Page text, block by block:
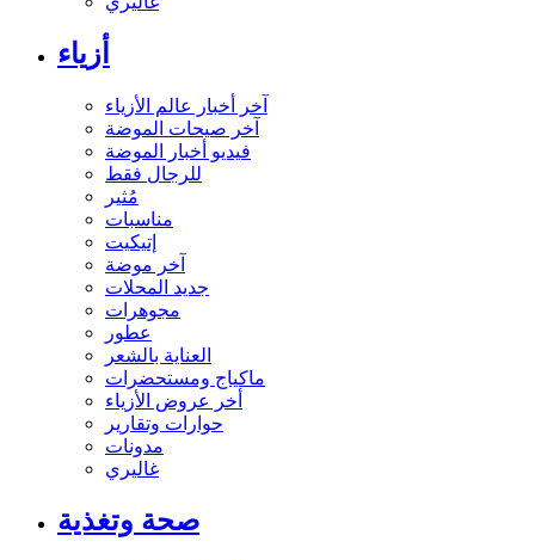
أزياء
آخر أخبار عالم الأزياء
آخر صيحات الموضة
فيديو أخبار الموضة
للرجال فقط
مُثير
مناسبات
إتيكيت
آخر موضة
جديد المحلات
مجوهرات
عطور
العناية بالشعر
ماكياج ومستحضرات
أخر عروض الأزياء
حوارات وتقارير
مدونات
غاليري
صحة وتغذية